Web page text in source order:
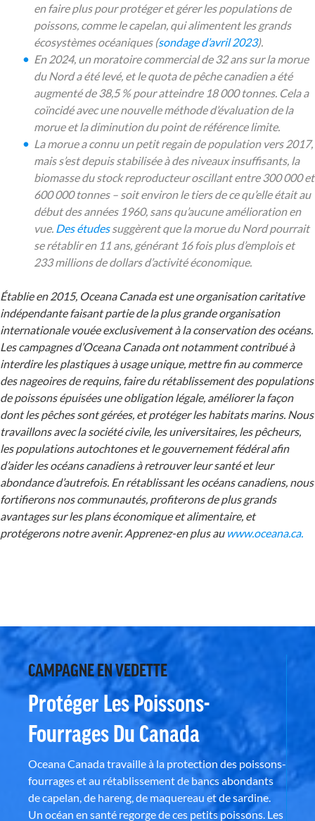
en faire plus pour protéger et gérer les populations de
poissons, comme le capelan, qui alimentent les grands
écosystèmes océaniques (sondage d’avril 2023).
En 2024, un moratoire commercial de 32 ans sur la morue
du Nord a été levé, et le quota de pêche canadien a été
augmenté de 38,5 % pour atteindre 18 000 tonnes. Cela a
coïncidé avec une nouvelle méthode d’évaluation de la
morue et la diminution du point de référence limite.
La morue a connu un petit regain de population vers 2017,
mais s’est depuis stabilisée à des niveaux insuffisants, la
biomasse du stock reproducteur oscillant entre 300 000 et
600 000 tonnes – soit environ le tiers de ce qu’elle était au
début des années 1960, sans qu’aucune amélioration en
vue. Des étudessuggèrent que la morue du Nord pourrait
se rétablir en 11 ans, générant 16 fois plus d’emplois et
233 millions de dollars d’activité économique.
Établie en 2015, Oceana Canada est une organisation caritative
indépendante faisant partie de la plus grande organisation
internationale vouée exclusivement à la conservation des océans.
Les campagnes d’Oceana Canada ont notamment contribué à
interdire les plastiques à usage unique, mettre fin au commerce
des nageoires de requins, faire du rétablissement des populations
de poissons épuisées une obligation légale, améliorer la façon
dont les pêches sont gérées, et protéger les habitats marins. Nous
travaillons avec la société civile, les universitaires, les pêcheurs,
les populations autochtones et le gouvernement fédéral afin
d’aider les océans canadiens à retrouver leur santé et leur
abondance d’autrefois. En rétablissant les océans canadiens, nous
fortifierons nos communautés, profiterons de plus grands
avantages sur les plans économique et alimentaire, et
protégerons notre avenir. Apprenez-en plus au www.oceana.ca.
CAMPAGNE EN VEDETTE
Protéger Les Poissons-
Fourrages Du Canada
Oceana Canada travaille à la protection des poissons-
fourrages et au rétablissement de bancs abondants
de capelan, de hareng, de maquereau et de sardine.
Un océan en santé regorge de ces petits poissons. Les